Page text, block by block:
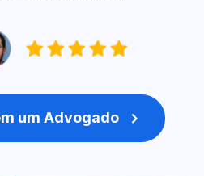
um Advogado 